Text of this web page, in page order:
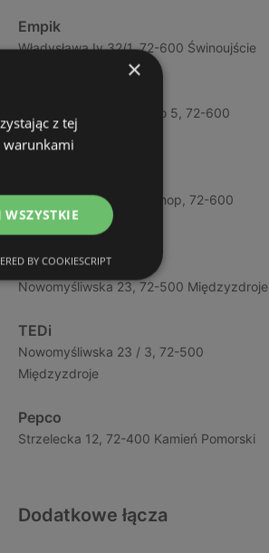
Empik
Władysława Iv 32/1, 72-600 Świnoujście
Jarosława Dąbrowskiego 5, 72-600
Świnoujście
Kościuszki 15, ch stop shop, 72-600
Świnoujście
Pepco
Nowomyśliwska 23, 72-500 Międzyzdroje
TEDi
Nowomyśliwska 23 / 3, 72-500
Międzyzdroje
Pepco
Strzelecka 12, 72-400 Kamień Pomorski
Dodatkowe łącza
×
z tej
warunkami
WSZYSTKIE
BY COOKIESCRIPT